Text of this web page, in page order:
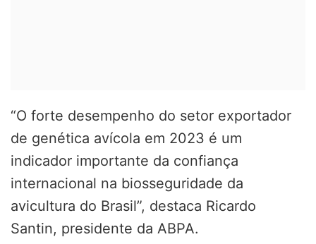
“O forte desempenho do setor exportador
de genética avícola em 2023 é um
indicador importante da confiança
internacional na biosseguridade da
avicultura do Brasil”, destaca Ricardo
Santin, presidente da ABPA.